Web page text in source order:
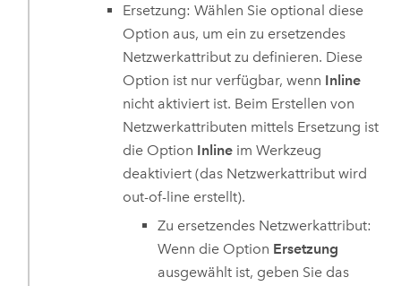
Ersetzung: Wählen Sie optional diese
Option aus, um ein zu ersetzendes
Netzwerkattribut zu definieren. Diese
Option ist nur verfügbar, wenn Inline
nicht aktiviert ist. Beim Erstellen von
Netzwerkattributen mittels Ersetzung ist
die Option Inlineim Werkzeug
deaktiviert (das Netzwerkattribut wird
out-of-line erstellt).
Zu ersetzendes Netzwerkattribut:
Wenn die Option Ersetzung
ausgewählt ist, geben Sie das